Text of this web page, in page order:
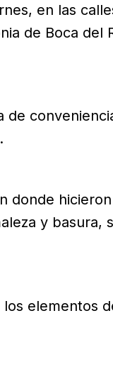
en las
de Boca del
de
donde
y basura,
elementos